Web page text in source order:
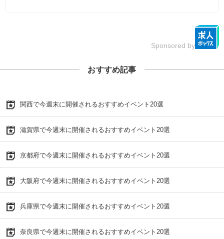
Sponsored by
おすすめ記事
関西で今週末に開催されるおすすめイベント20選
滋賀県で今週末に開催されるおすすめイベント20選
京都府で今週末に開催されるおすすめイベント20選
大阪府で今週末に開催されるおすすめイベント20選
兵庫県で今週末に開催されるおすすめイベント20選
奈良県で今週末に開催されるおすすめイベント20選